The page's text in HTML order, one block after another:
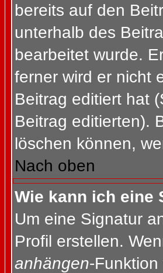
bereits auf den
unterhalb des
bearbeitet wurde.
ferner wird er nicht
Beitrag editiert hat
Beitrag editierten).
löschen können,
Nach oben
Wie kann ich eine
Um eine Signatur
Profil erstellen.
anhängen-